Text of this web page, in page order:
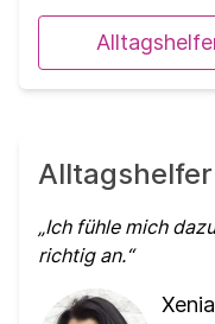
Ich fühle mich
richtig an.